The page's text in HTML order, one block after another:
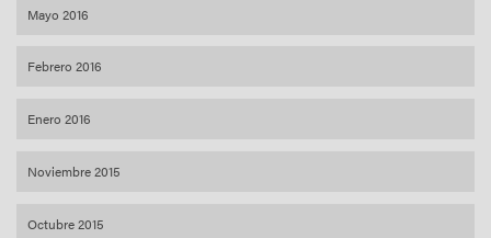
Mayo 2016
Febrero 2016
Enero 2016
Noviembre 2015
Octubre 2015